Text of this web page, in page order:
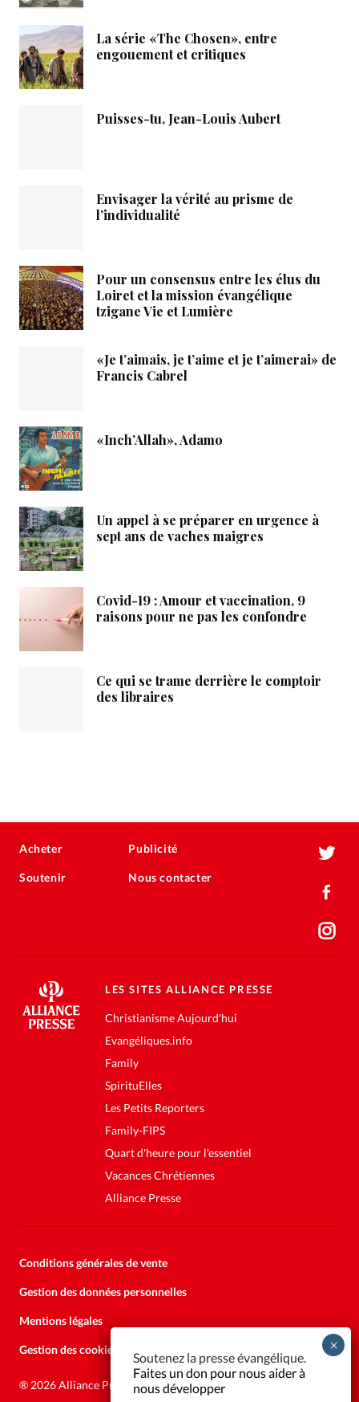
La série «The Chosen», entre
engouement et critiques
Puisses-tu, Jean-Louis Aubert
Envisager la vérité au prisme de
l’individualité
Pour un consensus entre les élus du
Loiret et la mission évangélique
tzigane Vie et Lumière
«Je t’aimais, je t’aime et je t’aimerai» de
Francis Cabrel
«Inch’Allah», Adamo
Un appel à se préparer en urgence à
sept ans de vaches maigres
Covid-19 : Amour et vaccination, 9
raisons pour ne pas les confondre
Ce qui se trame derrière le comptoir
des libraires
Acheter
Soutenir
Publicité
Nous contacter
LES SITES ALLIANCE PRESSE
Christianisme Aujourd'hui
Evangéliques.info
Family
SpirituElles
Les Petits Reporters
Family-FIPS
Quart d'heure pour l'essentiel
Vacances Chrétiennes
Alliance Presse
Conditions générales de vente
Gestion des données personnelles
Mentions légales
Gestion des cookies
® 2026 Alliance Presse
Soutenez la presse évangélique.
Faites un don pour nous aider à
nous développer